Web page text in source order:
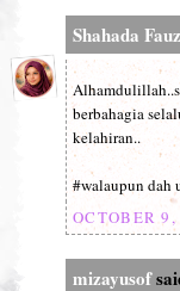
Shahada
berbahagia
kelahiran..
#walaupun dah
OCTOBER
mizayusof